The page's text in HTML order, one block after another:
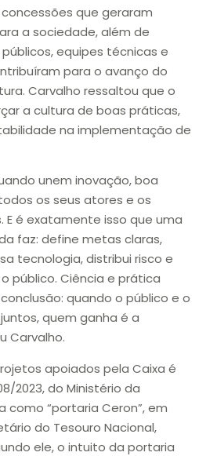
que geraram
a sociedade, além de
equipes técnicas e
para o avanço do
Carvalho ressaltou que o
a cultura de boas práticas,
na implementação de
unem inovação, boa
os seus atores e os
E é exatamente isso que uma
faz: define metas claras,
tecnologia, distribui risco e
público. Ciência e prática
quando o público e o
quem ganha é a
Carvalho.
apoiados pela Caixa é
2023, do Ministério da
como “portaria Ceron”, em
do Tesouro Nacional,
ele, o intuito da portaria